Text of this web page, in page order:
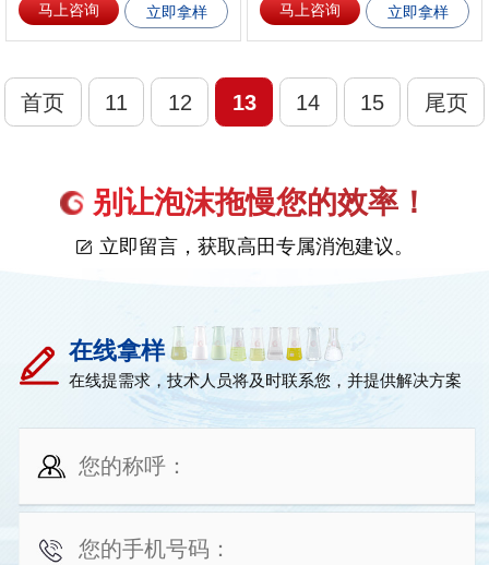
马上咨询 立即拿样 马上咨询 立即拿样
首页 11 12 13 14 15 尾页
别让泡沫拖慢您的效率！
立即留言，获取高田专属消泡建议。
在线拿样
在线提需求，技术人员将及时联系您，并提供解决方案